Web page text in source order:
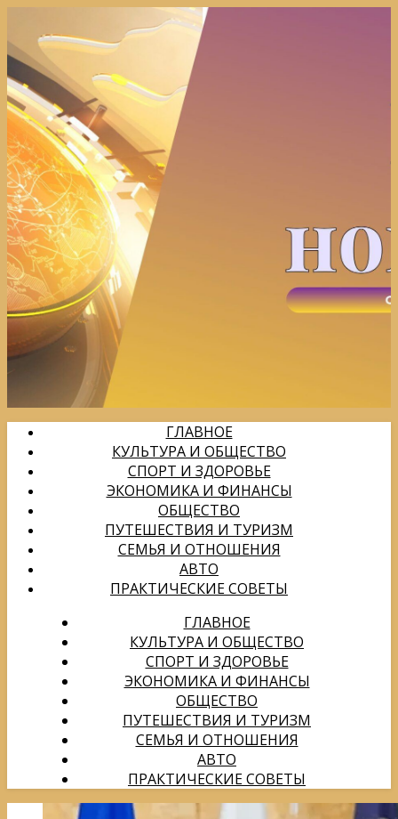
ГЛАВНОЕ
КУЛЬТУРА И ОБЩЕСТВО
СПОРТ И ЗДОРОВЬЕ
ЭКОНОМИКА И ФИНАНСЫ
ОБЩЕСТВО
ПУТЕШЕСТВИЯ И ТУРИЗМ
СЕМЬЯ И ОТНОШЕНИЯ
АВТО
ПРАКТИЧЕСКИЕ СОВЕТЫ
ГЛАВНОЕ
КУЛЬТУРА И ОБЩЕСТВО
СПОРТ И ЗДОРОВЬЕ
ЭКОНОМИКА И ФИНАНСЫ
ОБЩЕСТВО
ПУТЕШЕСТВИЯ И ТУРИЗМ
СЕМЬЯ И ОТНОШЕНИЯ
АВТО
ПРАКТИЧЕСКИЕ СОВЕТЫ